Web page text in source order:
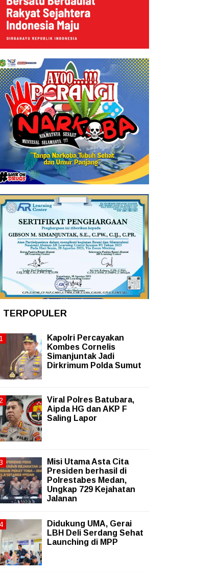
TERPOPULER
Kapolri Percayakan
Kombes Cornelis
Simanjuntak Jadi
Dirkrimum Polda Sumut
Viral Polres Batubara,
Aipda HG dan AKP F
Saling Lapor
Misi Utama Asta Cita
Presiden berhasil di
Polrestabes Medan,
Ungkap 729 Kejahatan
Jalanan
Didukung UMA, Gerai
LBH Deli Serdang Sehat
Launching di MPP